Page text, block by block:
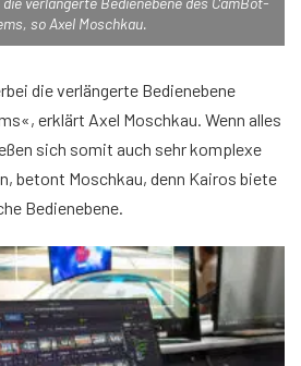
so Axel Moschkau.
die verlängerte Bedienebene
erklärt Axel Moschkau. Wenn alles
sich somit auch sehr komplexe
betont Moschkau, denn Kairos biete
Bedienebene.